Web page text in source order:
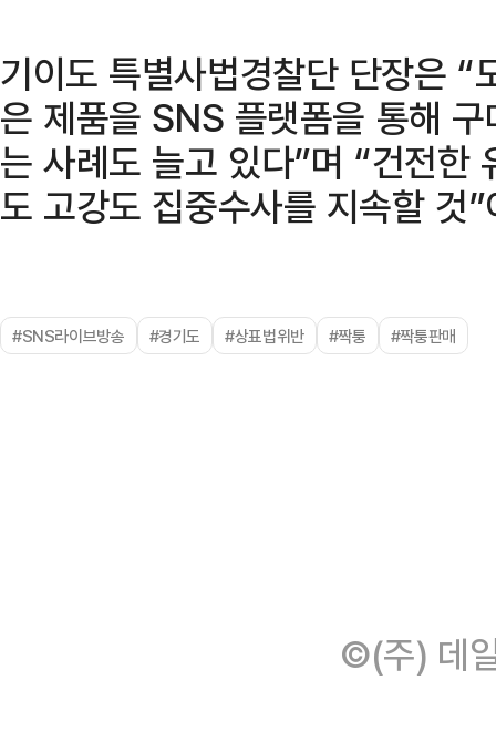
기이도 특별사법경찰단 단장은 “
은 제품을 SNS 플랫폼을 통해
는 사례도 늘고 있다”며 “건전한
도 고강도 집중수사를 지속할 것
#SNS라이브방송 #경기도 #상표법위반 #짝퉁 #짝퉁판매
©(주) 데